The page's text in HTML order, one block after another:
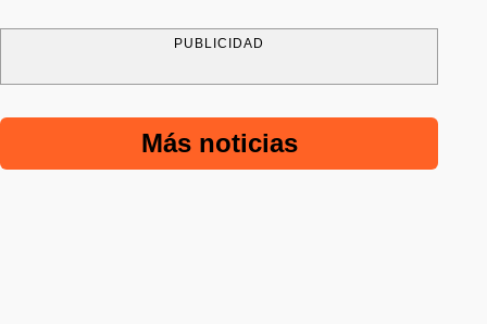
PUBLICIDAD
Más noticias